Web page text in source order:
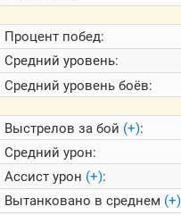
Портал
Мира
Танков
Процент побед:
Средний уровень:
Средний уровень боёв:
Выстрелов за бой (+):
Средний урон:
Ассист урон (+):
Вытанковано в среднем (+)